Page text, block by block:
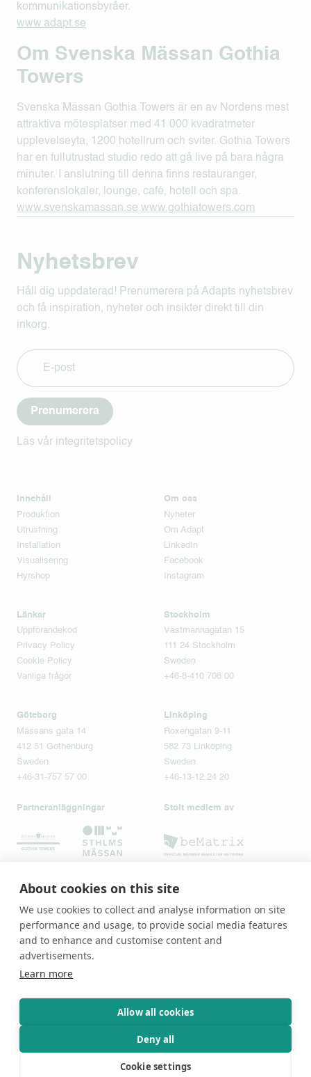
kommunikationsbyråer.
www.adapt.se
Om Svenska Mässan Gothia
Towers
Svenska Mässan Gothia Towers är en av Nordens mest
attraktiva mötesplatser med 41 000 kvadratmeter
upplevelseyta, 1200 hotellrum och sviter. Gothia Towers
har en fullutrustad studio redo att gå live på bara några
minuter. I anslutning till denna finns restauranger,
konferenslokaler, lounge, café, hotell och spa.
www.svenskamassan.se www.gothiatowers.com
Nyhetsbrev
Håll dig uppdaterad! Prenumerera på Adapts nyhetsbrev
och få inspiration, nyheter och insikter direkt till din
inkorg.
Prenumerera
Läs vår integritetspolicy
Innehåll
Produktion
Utrustning
Installation
Visualisering
Hyrshop
Om oss
Nyheter
Om Adapt
LinkedIn
Facebook
Instagram
Länkar
Uppförandekod
Privacy Policy
Cookie Policy
Vanliga frågor
Stockholm
Västmannagatan 15
111 24 Stockholm
Sweden
+46-8-410 708 00
Göteborg
Mässans gata 14
412 51 Gothenburg
Sweden
+46-31-757 57 00
Linköping
Roxengatan 9-11
582 73 Linköping
Sweden
+46-13-12 24 20
Partneranläggningar Stolt medlem av
About cookies on this site
We use cookies to collect and analyse information on site
performance and usage, to provide social media features
and to enhance and customise content and
advertisements.
Learn more
Allow all cookies
Deny all
Cookie settings